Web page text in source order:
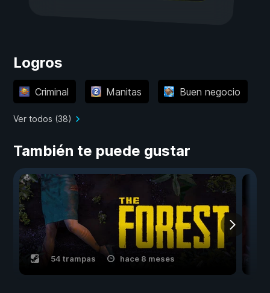
Logros
Criminal Manitas Buen negocio
Ver todos (38)
También te puede gustar
54 trampas hace 8 meses